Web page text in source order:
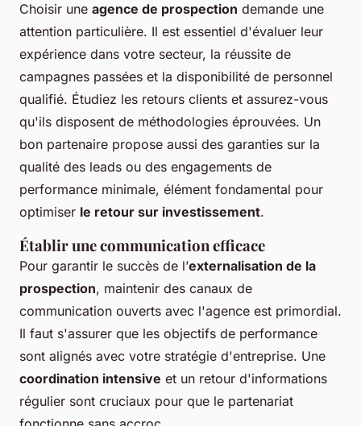
Choisir une agence de prospection demande une
attention particulière. Il est essentiel d'évaluer leur
expérience dans votre secteur, la réussite de
campagnes passées et la disponibilité de personnel
qualifié. Étudiez les retours clients et assurez-vous
qu'ils disposent de méthodologies éprouvées. Un
bon partenaire propose aussi des garanties sur la
qualité des leads ou des engagements de
performance minimale, élément fondamental pour
optimiser le retour sur investissement.
Établir une communication efficace
Pour garantir le succès de l’externalisation de la
prospection, maintenir des canaux de
communication ouverts avec l'agence est primordial.
Il faut s'assurer que les objectifs de performance
sont alignés avec votre stratégie d'entreprise. Une
coordination intensive et un retour d'informations
régulier sont cruciaux pour que le partenariat